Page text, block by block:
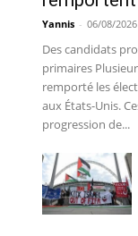
Yannis - 06/08/2026
Des candidats
primaires
remporté les
aux États-Unis.
progression de...